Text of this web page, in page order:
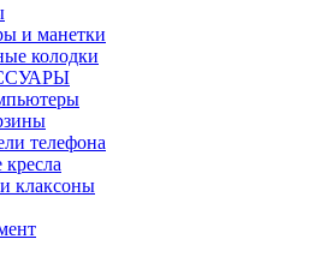
и манетки
колодки
телефона
кресла
клаксоны